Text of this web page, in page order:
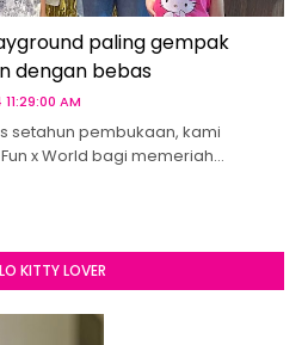
paling gempak
dengan bebas
AM
setahun pembukaan, kami
x World bagi memeriah…
KITTY LOVER